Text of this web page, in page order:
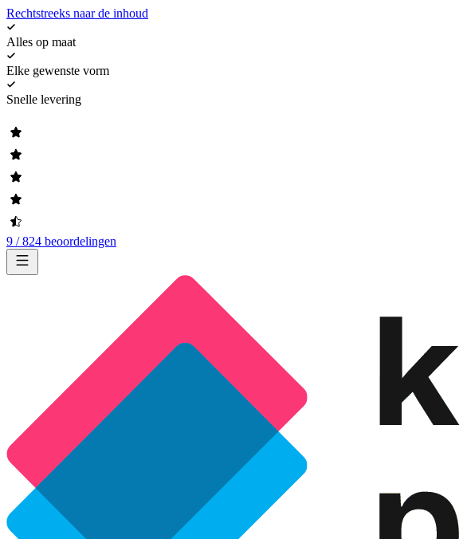
Rechtstreeks naar de inhoud
Alles op maat
Elke gewenste vorm
Snelle levering
9 / 824 beoordelingen